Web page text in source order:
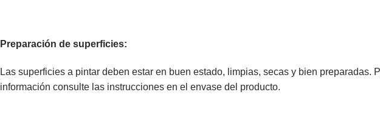
Preparación de superficies:
Las superficies a pintar deben estar en buen estado, limpias, secas y bien preparadas.
información consulte las instrucciones en el envase del producto.